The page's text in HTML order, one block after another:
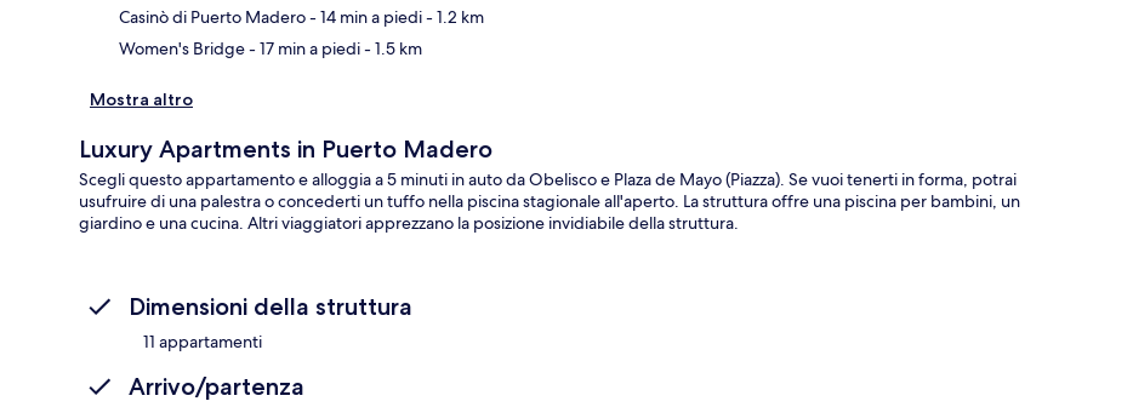
Casinò di Puerto Madero- 14 min a piedi- 1.2 km
Women's Bridge- 17 min a piedi- 1.5 km
Mostra altro
Luxury Apartments in Puerto Madero
Scegli questo appartamento e alloggia a 5 minuti in auto da Obelisco e Plaza de Mayo (Piazza). Se vuoi tenerti in forma, potrai
usufruire di una palestra o concederti un tuffo nella piscina stagionale all'aperto. La struttura offre una piscina per bambini, un
giardino e una cucina. Altri viaggiatori apprezzano la posizione invidiabile della struttura.
Dimensioni della struttura
11 appartamenti
Arrivo/partenza